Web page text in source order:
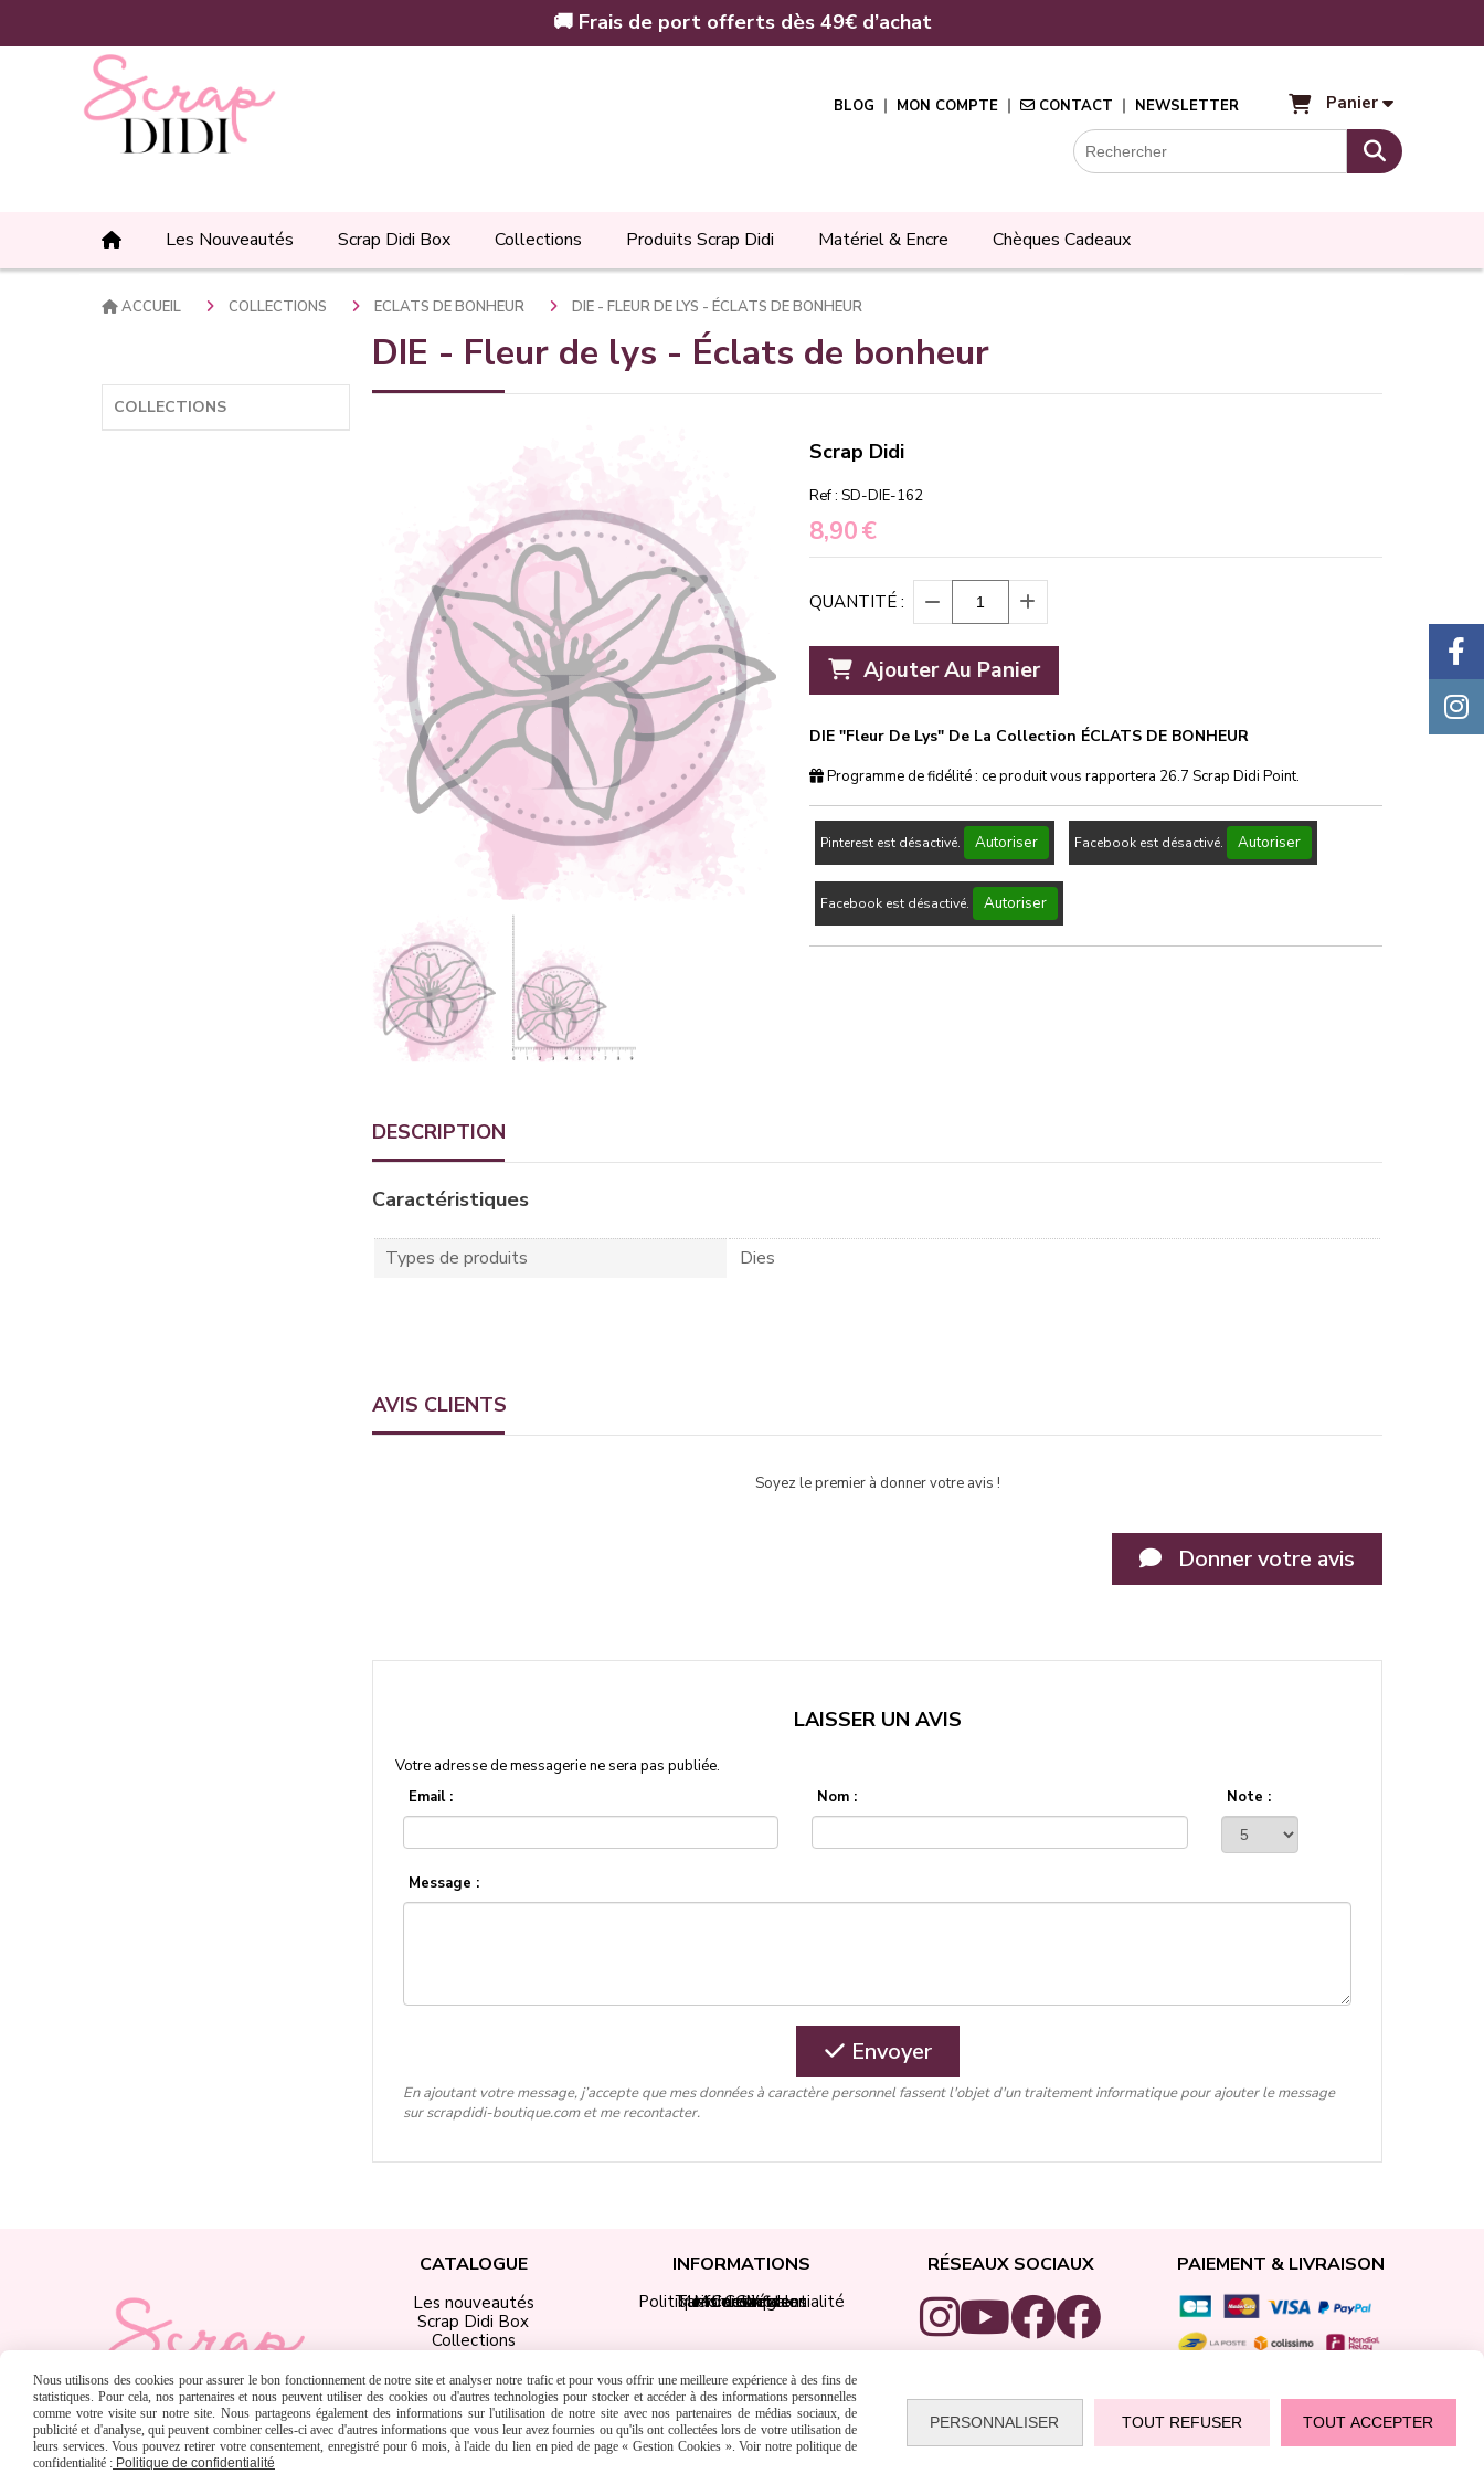
🚚 Frais de port offerts dès 49€ d’achat
BLOG MON COMPTE CONTACT NEWSLETTER Panier
Les Nouveautés Scrap Didi Box Collections Produits Scrap Didi Matériel & Encre Chèques Cadeaux
COLLECTIONS
ACCUEIL COLLECTIONS ECLATS DE BONHEUR DIE - FLEUR DE LYS - ÉCLATS DE BONHEUR
DIE - Fleur de lys - Éclats de bonheur
Scrap Didi
Ref : SD-DIE-162
8,90€
QUANTITÉ :
Ajouter Au Panier
DIE "Fleur De Lys" De La Collection ÉCLATS DE BONHEUR
Programme de fidélité : ce produit vous rapportera 26.7 Scrap Didi Point.
Pinterest est désactivé. Autoriser Facebook est désactivé. Autoriser
Facebook est désactivé. Autoriser
DESCRIPTION
Caractéristiques
Types de produits Dies
AVIS CLIENTS
Soyez le premier à donner votre avis !
Donner votre avis
LAISSER UN AVIS
Votre adresse de messagerie ne sera pas publiée.
Email :
Nom : Note :
Message :
Envoyer
En ajoutant votre message, j’accepte que mes données à caractère personnel fassent l'objet d'un traitement informatique pour ajouter le message
sur scrapdidi-boutique.com et me recontacter.
CATALOGUE
Les nouveautés
Scrap Didi Box
Collections
Matériel & Encre
Chèques Cadeaux
INFORMATIONS
Contact
Mon compte
CGV
Politique de confidentialité
Mentions légales
Tarifs de livraison
RÉSEAUX SOCIAUX PAIEMENT & LIVRAISON
Facebook est désactivé. Autoriser
Nous utilisons des cookies pour assurer le bon fonctionnement de notre site et analyser notre trafic et pour vous offrir une meilleure expérience à des fins de
statistiques. Pour cela, nos partenaires et nous peuvent utiliser des cookies ou d'autres technologies pour stocker et accéder à des informations personnelles
comme votre visite sur notre site. Nous partageons également des informations sur l'utilisation de notre site avec nos partenaires de médias sociaux, de
publicité et d'analyse, qui peuvent combiner celles-ci avec d'autres informations que vous leur avez fournies ou qu'ils ont collectées lors de votre utilisation de
leurs services. Vous pouvez retirer votre consentement, enregistré pour 6 mois, à l'aide du lien en pied de page « Gestion Cookies ». Voir notre politique de
confidentialité : Politique de confidentialité
PERSONNALISER TOUT REFUSER TOUT ACCEPTER